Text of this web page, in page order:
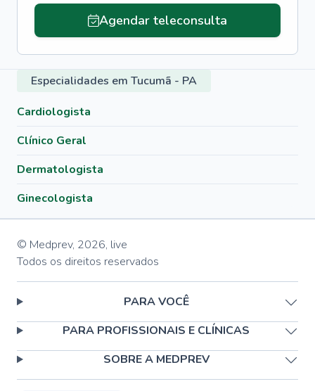
Agendar teleconsulta
Especialidades em Tucumã - PA
Cardiologista
Clínico Geral
Dermatologista
Ginecologista
© Medprev, 2026, live
Todos os direitos reservados
PARA VOCÊ
PARA PROFISSIONAIS E CLÍNICAS
SOBRE A MEDPREV